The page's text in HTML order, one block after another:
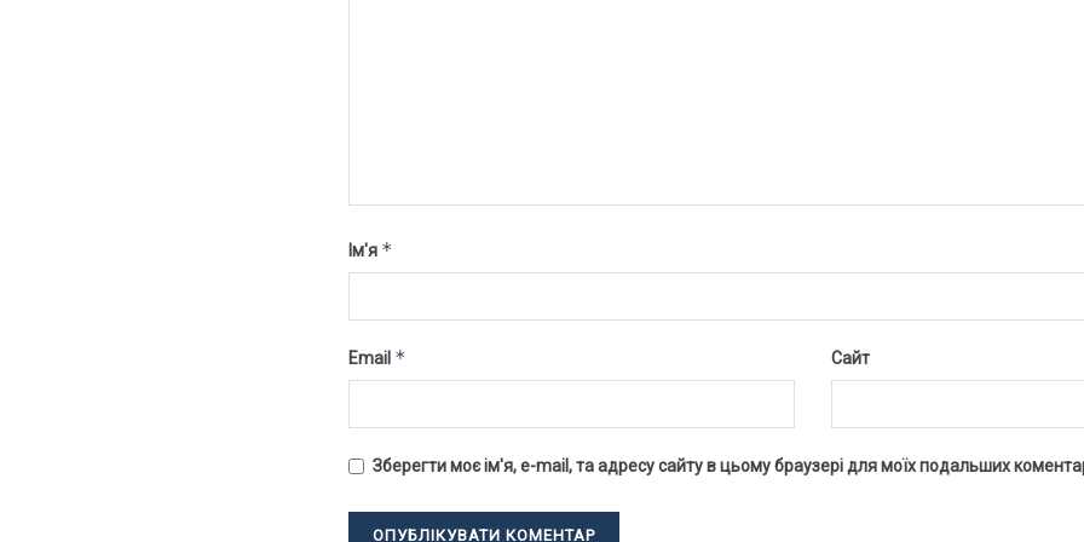
Ім'я *
Email * Сайт
Зберегти моє ім'я, e-mail, та адресу сайту в цьому браузері для моїх подальших